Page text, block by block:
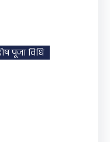
पूजा विधि